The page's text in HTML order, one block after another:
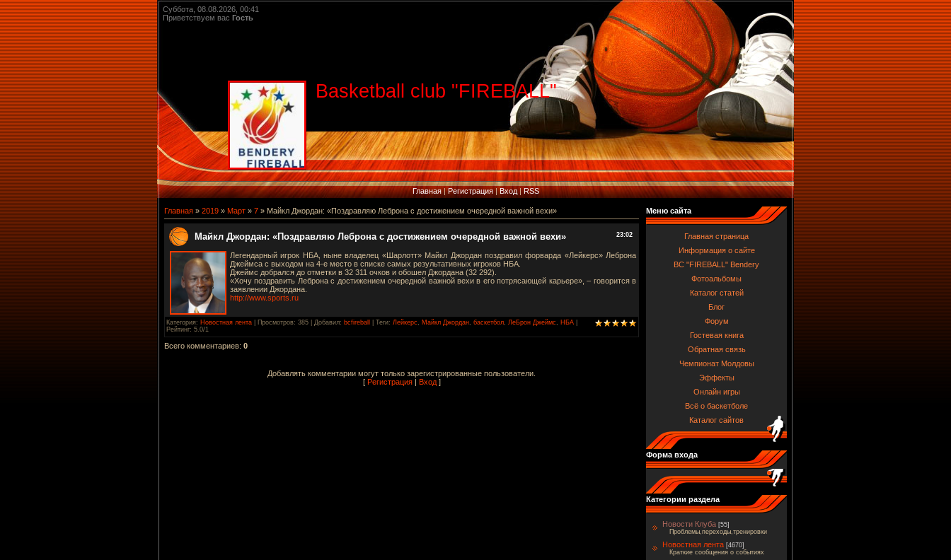
Суббота, 08.08.2026, 00:41
Приветствуем вас Гость
Basketball club "FIREBALL"
Главная|Регистрация|Вход|RSS
Главная » 2019 » Март » 7 » Майкл Джордан: «Поздравляю Леброна с достижением очередной важной вехи»
23:02
Майкл Джордан: «Поздравляю Леброна с достижением очередной важной вехи»
Легендарный игрок НБА, ныне владелец «Шарлотт» Майкл Джордан поздравил форварда «Лейкерс» Леброна
Джеймса с выходом на 4-е место в списке самых результативных игроков НБА.
Джеймс добрался до отметки в 32 311 очков и обошел Джордана (32 292).
«Хочу поздравить Леброна с достижением очередной важной вехи в его потрясающей карьере», – говорится в
заявлении Джордана.
http://www.sports.ru
Категория: Новостная лента Просмотров: 385 | Добавил: bcfireball Теги: Лейкерс Майкл Джордан баскетбол ЛеБрон Джеймс НБА
Рейтинг: 5.0/1
Всего комментариев: 0
Добавлять комментарии могут только зарегистрированные пользователи.
[ Регистрация| Вход]
Меню сайта
Главная страница
Информация о сайте
BC "FIREBALL" Bendery
Фотоальбомы
Каталог статей
Блог
Форум
Гостевая книга
Обратная связь
Чемпионат Молдовы
Эффекты
Онлайн игры
Всё о баскетболе
Каталог сайтов
Форма входа
Категории раздела
Новости Клуба [55]
Проблемы,переходы,тренировки
Новостная лента [4670]
Краткие сообщения о событиях